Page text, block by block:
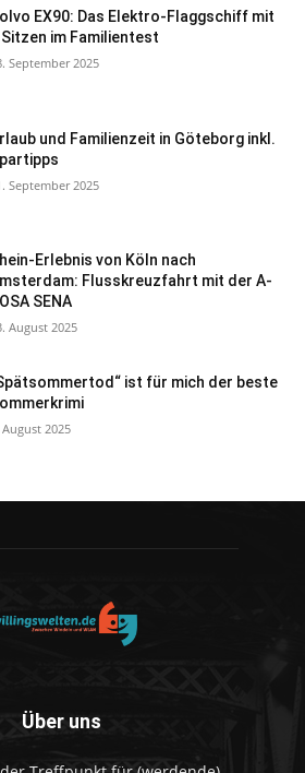
EX90: Das Elektro-Flaggschiff mit
Sitzen im Familientest
September 2025
und Familienzeit in Göteborg inkl.
September 2025
Erlebnis von Köln nach
Flusskreuzfahrt mit der A-
SENA
August 2025
ist für mich der beste
August 2025
Über uns